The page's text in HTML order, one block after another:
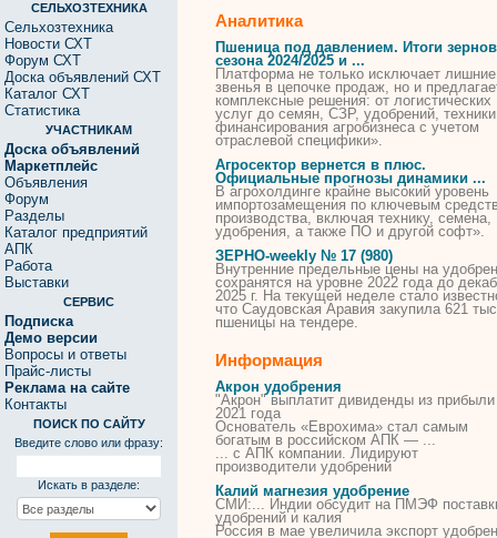
СЕЛЬХОЗТЕХНИКА
Сельхозтехника
Новости СХТ
Форум СХТ
Доска объявлений СХТ
Каталог СХТ
Статистика
УЧАСТНИКАМ
Доска объявлений
Маркетплейс
Объявления
Форум
Разделы
Каталог предприятий
АПК
Работа
Выставки
СЕРВИС
Подписка
Демо версии
Вопросы и ответы
Прайс-листы
Реклама на сайте
Контакты
ПОИСК ПО САЙТУ
Введите слово или фразу:
Искать в разделе:
Аналитика
Пшеница под давлением. Итоги
сезона 2024/2025 и ...
Платформа не только исключает лишние
звенья в цепочке продаж, но и
комплексные решения: от логистических
услуг до семян, СЗР, удобрений,
финансирования агробизнеса с учетом
отраслевой специфики».
Агросектор вернется в плюс.
Официальные прогнозы динамики ...
В агрохолдинге крайне высокий уровень
импортозамещения по ключевым
производства, включая технику, семена,
удобрения, а также ПО и другой софт».
ЗЕРНО-weekly № 17 (980)
Внутренние предельные цены на
сохранятся на уровне 2022 года до
2025 г. На текущей неделе стало
что Саудовская Аравия закупила 621
пшеницы на тендере.
Информация
Акрон удобрения
"Акрон" выплатит дивиденды из прибыли
2021 года
Основатель «Еврохима» стал самым
богатым в российском АПК — ...
... с АПК компании. Лидируют
производители удобрений
Калий магнезия удобрение
СМИ:... Индии обсудит на ПМЭФ
удобренийи калия
Россия в мае увеличила экспорт